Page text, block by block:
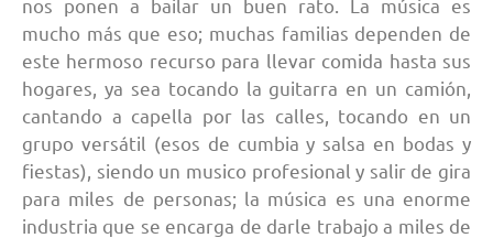
nos ponen a bailar un buen rato. La música es
mucho más que eso; muchas familias dependen de
este hermoso recurso para llevar comida hasta sus
hogares, ya sea tocando la guitarra en un camión,
cantando a capella por las calles, tocando en un
grupo versátil (esos de cumbia y salsa en bodas y
fiestas), siendo un musico profesional y salir de gira
para miles de personas; la música es una enorme
industria que se encarga de darle trabajo a miles de